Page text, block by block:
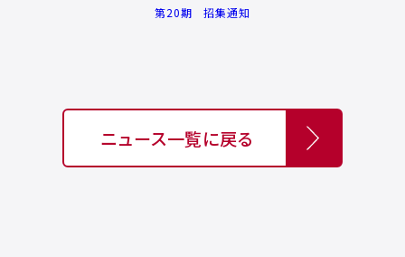
第20期 招集通知
ニュース一覧に戻る